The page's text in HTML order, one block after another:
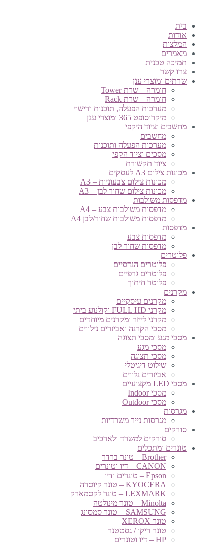
בית
אודות
המלצות
מאמרים
תמיכה טכנית
צרו קשר
שרתים ומוצרי ענן
חומרה – שרת Tower
חומרה – שרת Rack
מערכות הפעלה, תוכנות ורישוי
מיקרוסופט 365 ומוצרי ענן
מחשבים וציוד היקפי
מחשבים
מערכות הפעלה ותוכנות
מסכים וציוד הקפי
ציוד תקשורת
מכונות צילום A3 לעסקים
מכונות צילום צבעוניות – A3
מכונות צילום שחור לבן – A3
מדפסות משולבות
מדפסות משולבות צבע – A4
מדפסות משולבות שחור/לבן A4
מדפסות
מדפסות צבע
מדפסות שחור לבן
פלוטרים
פלוטרים הנדסיים
פלוטרים גרפיים
פלוטר חיתוך
מקרנים
מקרנים עיסקיים
מקרני FULL HD וקולנוע ביתי
מקרני לייזר ומקרנים מיוחדים
מסכי הקרנה ואביזרים נילווים
מסכי מגע ומסכי תצוגה
מסכי מגע
מסכי תצוגה
שילוט דיגיטלי
אביזרים נלווים
מסכי LED מקצועיים
מסכי Indoor
מסכי Outdoor
מגרסות
מגרסות נייר משרדיות
סורקים
סורקים למשרד ולארכיב
טונרים ומתכלים
Brother – טונר ברדר
CANON – דיו וטונרים
Epson – טונרים ודיו
KYOCERA – טונר קיוסרה
LEXMARK – טונר לקסמארק
Minolta – טונר מינולטה
SAMSUNG – טונר סמסונג
טונר XEROX
טונר ריקו / גסטטנר
HP – דיו וטונרים